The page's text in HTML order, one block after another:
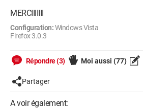
MERCIIIIIII
Configuration:Windows Vista
Firefox 3.0.3
Répondre (3) Moi aussi (77)
Partager
A voir également: